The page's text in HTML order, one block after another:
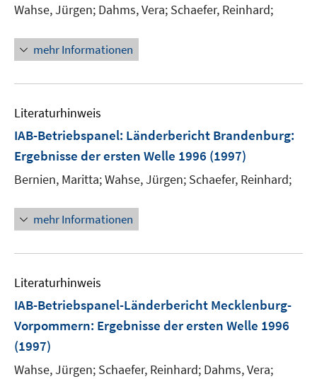
Wahse, Jürgen; Dahms, Vera; Schaefer, Reinhard;
mehr Informationen
Literaturhinweis
IAB-Betriebspanel: Länderbericht Brandenburg:
Ergebnisse der ersten Welle 1996 (1997)
Bernien, Maritta;Wahse, Jürgen; Schaefer, Reinhard;
mehr Informationen
Literaturhinweis
IAB-Betriebspanel-Länderbericht Mecklenburg-
Vorpommern: Ergebnisse der ersten Welle 1996
(1997)
Wahse, Jürgen; Schaefer, Reinhard; Dahms, Vera;